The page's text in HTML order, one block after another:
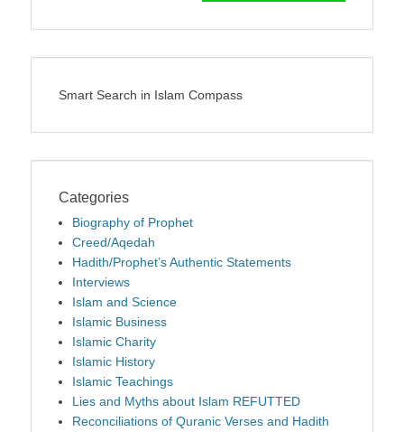
Smart Search in Islam Compass
Categories
Biography of Prophet
Creed/Aqedah
Hadith/Prophet’s Authentic Statements
Interviews
Islam and Science
Islamic Business
Islamic Charity
Islamic History
Islamic Teachings
Lies and Myths about Islam REFUTTED
Reconciliations of Quranic Verses and Hadith